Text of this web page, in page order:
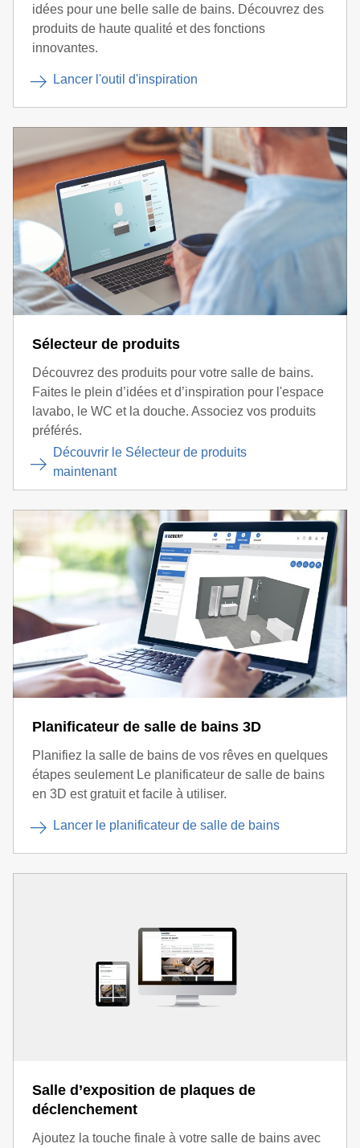
idées pour une belle salle de bains. Découvrez des
produits de haute qualité et des fonctions
innovantes.
Lancer l'outil d'inspiration
Sélecteur de produits
Découvrez des produits pour votre salle de bains.
Faites le plein d’idées et d’inspiration pour l'espace
lavabo, le WC et la douche. Associez vos produits
préférés.
Découvrir le Sélecteur de produits
maintenant
Planificateur de salle de bains 3D
Planifiez la salle de bains de vos rêves en quelques
étapes seulement Le planificateur de salle de bains
en 3D est gratuit et facile à utiliser.
Lancer le planificateur de salle de bains
Salle d’exposition de plaques de
déclenchement
Ajoutez la touche finale à votre salle de bains avec